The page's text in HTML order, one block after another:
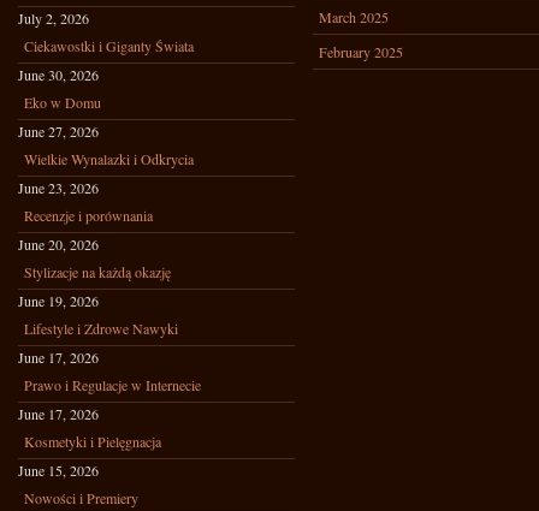
July 2, 2026
Ciekawostki i Giganty Świata
June 30, 2026
Eko w Domu
June 27, 2026
Wielkie Wynalazki i Odkrycia
June 23, 2026
Recenzje i porównania
June 20, 2026
Stylizacje na każdą okazję
June 19, 2026
Lifestyle i Zdrowe Nawyki
June 17, 2026
Prawo i Regulacje w Internecie
June 17, 2026
Kosmetyki i Pielęgnacja
June 15, 2026
Nowości i Premiery
March 2025
February 2025